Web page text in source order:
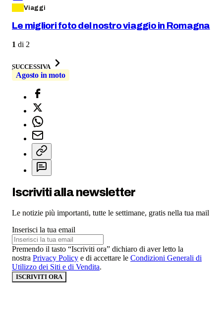
Viaggi
Le migliori foto del nostro viaggio in Romagna
1 di 2
SUCCESSIVA
Agosto in moto
Iscriviti alla newsletter
Le notizie più importanti, tutte le settimane, gratis nella tua mail
Inserisci la tua email
Premendo il tasto “Iscriviti ora” dichiaro di aver letto la
nostra Privacy Policy e di accettare le Condizioni Generali di
Utilizzo dei Siti e di Vendita.
ISCRIVITI ORA